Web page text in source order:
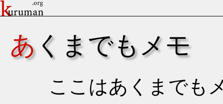
あくまでもメモ
ここはあくまでも